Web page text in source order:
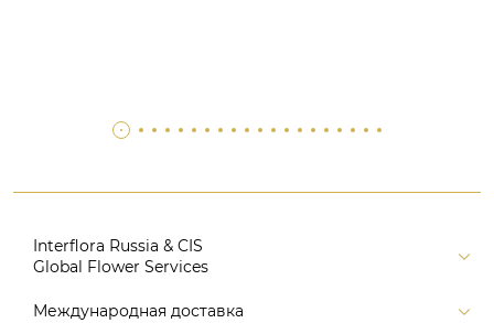
Interflora Russia & CIS
Global Flower Services
Версия для печати
Международная доставка